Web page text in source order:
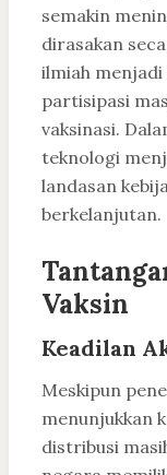
semakin
dirasakan
ilmiah
partisipasi
vaksinasi.
teknologi
landasan
berkelanjutan.
Vaksin
Keadilan
Meskipun
menunjukkan
distribusi